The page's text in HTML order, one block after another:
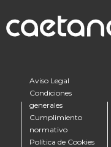
Aviso Legal
Condiciones
generales
Cumplimiento
normativo
Política de Cookies